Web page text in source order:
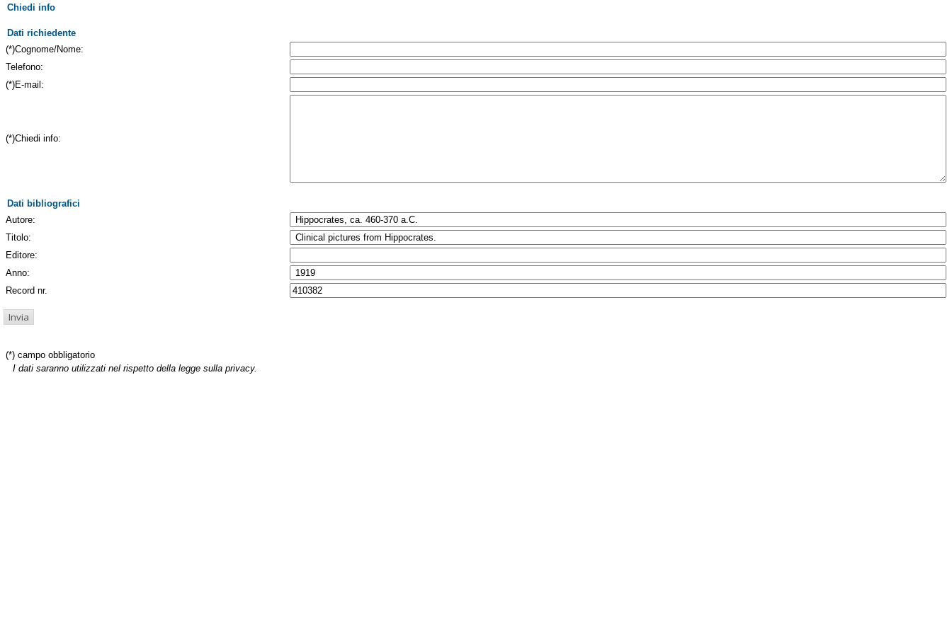
Chiedi info
Dati richiedente
(*)Cognome/Nome:
Telefono:
(*)E-mail:
(*)Chiedi info:
Dati bibliografici
Autore:
Titolo:
Editore:
Anno:
Record nr.
(*) campo obbligatorio
I dati saranno utilizzati nel rispetto della legge sulla privacy.